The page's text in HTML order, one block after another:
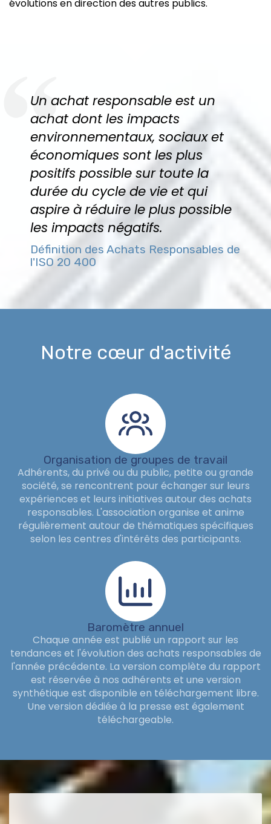
évolutions en direction des autres publics.
Un achat responsable est un
achat dont les impacts
environnementaux, sociaux et
économiques sont les plus
positifs possible sur toute la
durée du cycle de vie et qui
aspire à réduire le plus possible
les impacts négatifs.
Définition des Achats Responsables de
l'ISO 20 400
Notre cœur d'activité
Organisation de groupes de travail
Adhérents, du privé ou du public, petite ou grande
société, se rencontrent pour échanger sur leurs
expériences et leurs initiatives autour des achats
responsables. L'association organise et anime
régulièrement autour de thématiques spécifiques
selon les centres d'intérêts des participants.
Baromètre annuel
Chaque année est publié un rapport sur les
tendances et l'évolution des achats responsables de
l'année précédente. La version complète du rapport
est réservée à nos adhérents et une version
synthétique est disponible en téléchargement libre.
Une version dédiée à la presse est également
téléchargeable.